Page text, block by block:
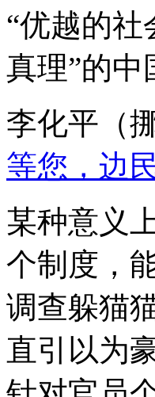
“优越的社
真理”的
李化平（
等您，边
某种意义
个制度，
调查躲猫
直引以为